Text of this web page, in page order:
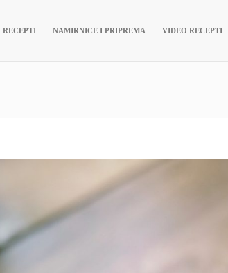
RECEPTI NAMIRNICE I PRIPREMA VIDEO RECEPTI